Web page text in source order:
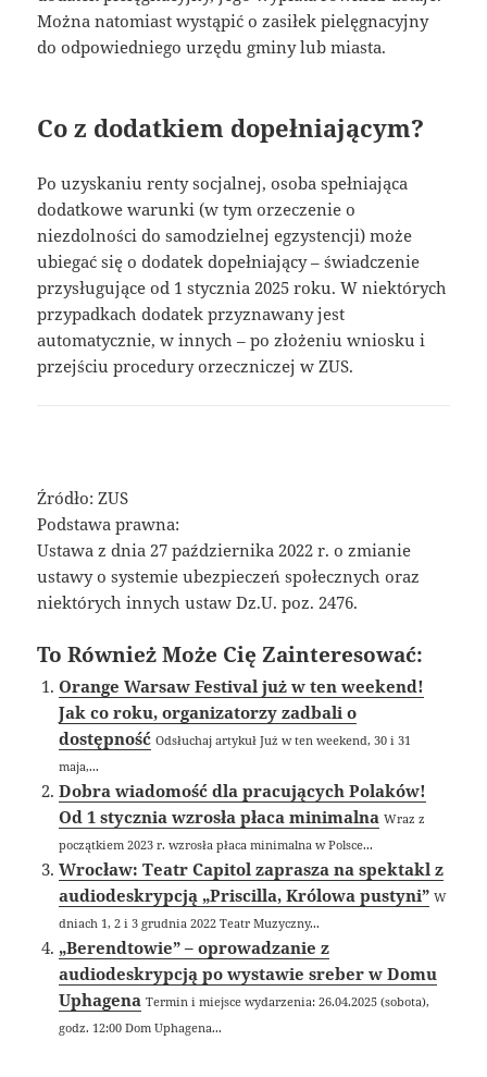
Można natomiast wystąpić o zasiłek pielęgnacyjny
do odpowiedniego urzędu gminy lub miasta.
Co z dodatkiem dopełniającym?
Po uzyskaniu renty socjalnej, osoba spełniająca
dodatkowe warunki (w tym orzeczenie o
niezdolności do samodzielnej egzystencji) może
ubiegać się o dodatek dopełniający – świadczenie
przysługujące od 1 stycznia 2025 roku. W niektórych
przypadkach dodatek przyznawany jest
automatycznie, w innych – po złożeniu wniosku i
przejściu procedury orzeczniczej w ZUS.
Źródło: ZUS
Podstawa prawna:
Ustawa z dnia 27 października 2022 r. o zmianie
ustawy o systemie ubezpieczeń społecznych oraz
niektórych innych ustaw Dz.U. poz. 2476.
To Również Może Cię Zainteresować:
Orange Warsaw Festival już w ten weekend!
Jak co roku, organizatorzy zadbali o
dostępność Odsłuchaj artykuł Już w ten weekend, 30 i 31
maja,...
Dobra wiadomość dla pracujących Polaków!
Od 1 stycznia wzrosła płaca minimalna Wraz z
początkiem 2023 r. wzrosła płaca minimalna w Polsce...
Wrocław: Teatr Capitol zaprasza na spektakl z
audiodeskrypcją „Priscilla, Królowa pustyni” W
dniach 1, 2 i 3 grudnia 2022 Teatr Muzyczny...
„Berendtowie” – oprowadzanie z
audiodeskrypcją po wystawie sreber w Domu
Uphagena Termin i miejsce wydarzenia: 26.04.2025 (sobota),
godz. 12:00 Dom Uphagena...